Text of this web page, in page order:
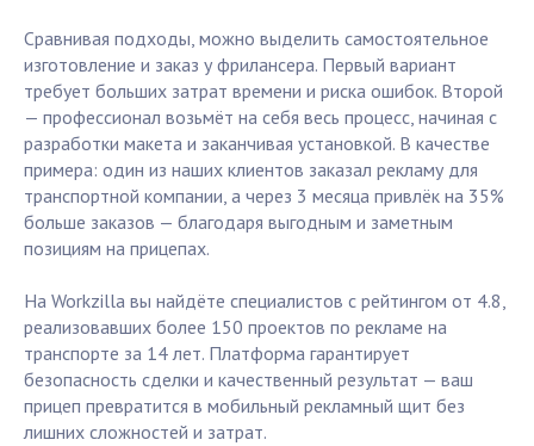
Сравнивая подходы, можно выделить самостоятельное
изготовление и заказ у фрилансера. Первый вариант
требует больших затрат времени и риска ошибок. Второй
— профессионал возьмёт на себя весь процесс, начиная с
разработки макета и заканчивая установкой. В качестве
примера: один из наших клиентов заказал рекламу для
транспортной компании, а через 3 месяца привлёк на 35%
больше заказов — благодаря выгодным и заметным
позициям на прицепах.
На Workzilla вы найдёте специалистов с рейтингом от 4.8,
реализовавших более 150 проектов по рекламе на
транспорте за 14 лет. Платформа гарантирует
безопасность сделки и качественный результат — ваш
прицеп превратится в мобильный рекламный щит без
лишних сложностей и затрат.